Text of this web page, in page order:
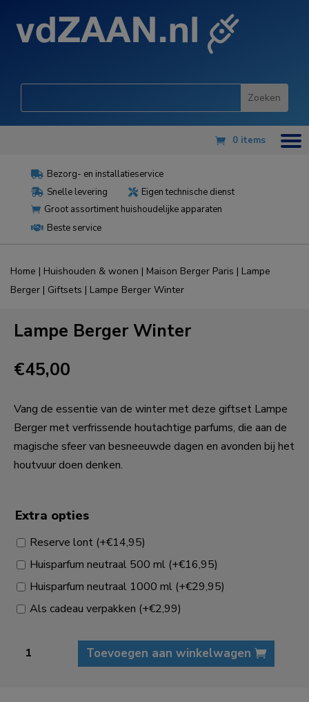
0 items
 Bezorg- en installatieservice
 Snelle levering  Eigen technische dienst
 Groot assortiment huishoudelijke apparaten
 Beste service
Home | Huishouden & wonen | Maison Berger Paris | Lampe
Berger | Giftsets | Lampe Berger Winter
Lampe Berger Winter
€45,00
Vang de essentie van de winter met deze giftset Lampe
Berger met verfrissende houtachtige parfums, die aan de
magische sfeer van besneeuwde dagen en avonden bij het
houtvuur doen denken.
Extra opties
Reserve lont (+€14,95)
Huisparfum neutraal 500 ml (+€16,95)
Huisparfum neutraal 1000 ml (+€29,95)
Als cadeau verpakken (+€2,99)
Berger
Toevoegen aan winkelwagen